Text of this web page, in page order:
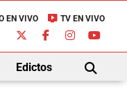
EN VIVO live_tv TV EN VIVO
Edictos
BUSCAR